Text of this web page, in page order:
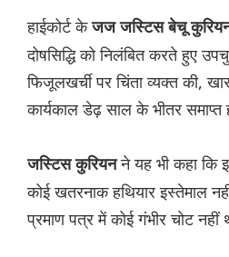
हाईकोर्ट केजज जस्टिस बेचू
दोषसिद्धि को निलंबित करते हुए
फिजूलखर्ची पर चिंता व्यक्त की,
कार्यकाल डेढ़ साल के भीतर समाप्त
जस्टिस कुरियनने यह भी कहा कि
कोई खतरनाक हथियार इस्तेमाल
प्रमाण पत्र में कोई गंभीर चोट नहीं